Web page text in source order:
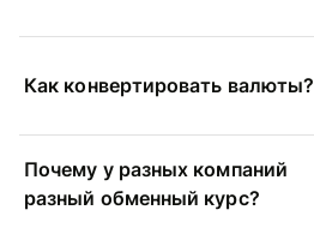
Как конвертировать валюты?
Почему у разных компаний
разный обменный курс?